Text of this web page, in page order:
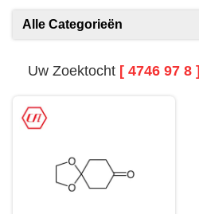
Alle Categorieën
Uw Zoektocht [ 4746 97 8 ]